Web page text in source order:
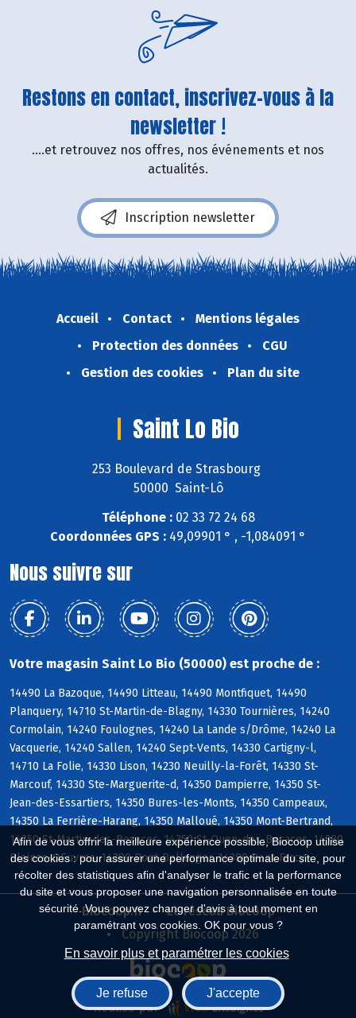
Afin de vous offrir la meilleure expérience possible, Biocoop utilise
des cookies : pour assurer une performance optimale du site, pour
récolter des statistiques afin d'analyser le trafic et la performance
du site et vous proposer une navigation personnalisée en toute
sécurité. Vous pouvez changer d'avis à tout moment en
paramétrant vos cookies. OK pour vous ?
En savoir plus et paramétrer les cookies
Je refuse J'accepte
Restons en contact, inscrivez-vous à la
newsletter !
....et retrouvez nos offres, nos événements et nos
actualités.
Inscription newsletter
Accueil Contact
Mentions légales
Protection des données
CGU
Gestion des cookies
Plan du site
Saint Lo Bio
253 Boulevard de Strasbourg
50000 Saint-Lô
Téléphone :02 33 72 24 68
Coordonnées GPS : 49,09901 ° , -1,084091 °
Nous suivre sur
Votre magasin Saint Lo Bio (50000) est proche de :
14490 La Bazoque, 14490 Litteau, 14490 Montfiquet, 14490
Planquery, 14710 St-Martin-de-Blagny, 14330 Tournières, 14240
Cormolain, 14240 Foulognes, 14240 La Lande s/Drôme, 14240 La
Vacquerie, 14240 Sallen, 14240 Sept-Vents, 14330 Cartigny-l,
14710 La Folie, 14330 Lison, 14230 Neuilly-la-Forêt, 14330 St-
Marcouf, 14330 Ste-Marguerite-d, 14350 Dampierre, 14350 St-
Jean-des-Essartiers, 14350 Bures-les-Monts, 14350 Campeaux,
14350 La Ferrière-Harang, 14350 Malloué, 14350 Mont-Bertrand,
14350 St-Martin-des-Besaces, 14350 St-Ouen-des-Besaces, 14380
Pleines-OEuvres, 14380 Pont-Bellanger, 14380 Pont-Farcy
Biocoop.fr
Le réseau Biocoop
Copyright Biocoop 2026
Réalisé par